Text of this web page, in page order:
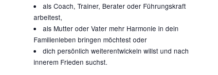
als Coach, Trainer, Berater oder Führungskraft
arbeitest,
als Mutter oder Vater mehr Harmonie in dein
Familienleben bringen möchtest oder
dich persönlich weiterentwickeln willst und nach
innerem Frieden suchst.